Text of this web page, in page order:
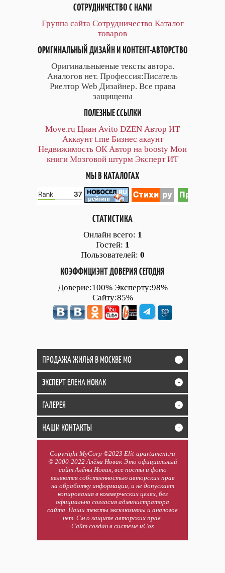
СОТРУДНИЧЕСТВО С НАМИ
Группа сайта Сотрудничество Каталог
товаров
ОРИГИНАЛЬНЫЙ ДИЗАЙН И КОНТЕНТ-АВТОРСТВО
Оригинальныеные тексты автора.
Аналогов нет. Профессия:Писатель
Риелтор Web Дизайнер. Все права
защищены
ПОЛЕЗНЫЕ ССЫЛКИ
Move.ru Циан Avito DZEN Автор ИТ
Аккаунт t.me Бизнес акаунт
Недвижимость ОК Автор на boosty Мои
книги Мозговой штурм Эксперт ИТ
МЫ В КАТАЛОГАХ
СТАТИСТИКА
Онлайн всего: 1
Гостей: 1
Пользователей: 0
КОЭФФИЦИЭНТ ДОВЕРИЯ СЕГОДНЯ
Доверие:100% Эксперту:98%
Сайту:85%
ПРОДАЖА ЖИЛЬЯ В МОСКВЕ МО +
ЭКСПЕРТ ЕЛЕНА НОВАК +
ГАЛЕРЕЯ +
НАШИ КОНТАКТЫ +
Copyright MyCorp ©2023 Elit-apartament.ru
© 2000-2022 Алёна Новак-Это официальный
сайт Алёны Новак, все посты и фото
являются собственностью авторских прав
на обработку информации, и не допускает
копирования в коммерческих целях, без
официально согласия администратора
сайта. Наши тексты эксклюзивны и аналогов
нет. См о защите авторских прав.
Сайт создан в системе uCoz